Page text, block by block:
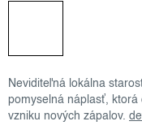
Neviditeľná lokálna
pomyselná náplasť, ktorá
vzniku nových zápalov.